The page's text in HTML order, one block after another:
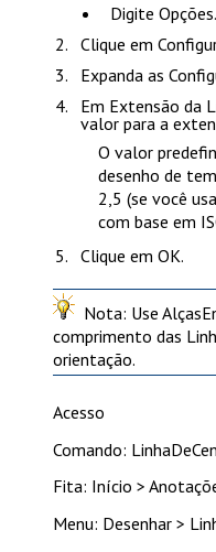
DigiteOpções.
Clique em
Expanda as
Em Extensão da
valor para a
O valor
desenho de
2,5 (se você
com base em
Clique emOK.
Nota: Use
comprimento das
orientação.
Acesso
Comando:
Fita: Início >
Menu: Desenhar >